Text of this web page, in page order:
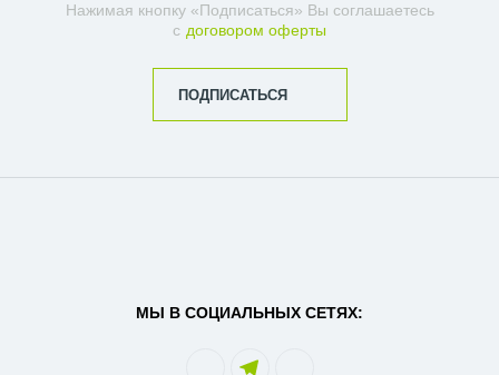
Нажимая кнопку «Подписаться» Вы соглашаетесь
с договором оферты
ПОДПИСАТЬСЯ
МЫ В СОЦИАЛЬНЫХ СЕТЯХ: